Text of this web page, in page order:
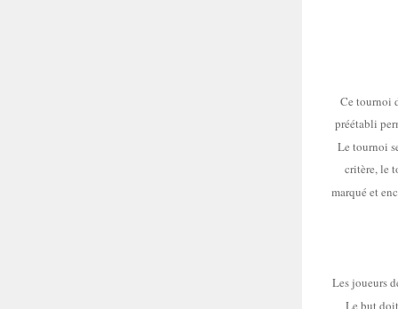
Ce tournoi
préétabli
Le tournoi
critère, le
marqué et
Les joueurs
Le but